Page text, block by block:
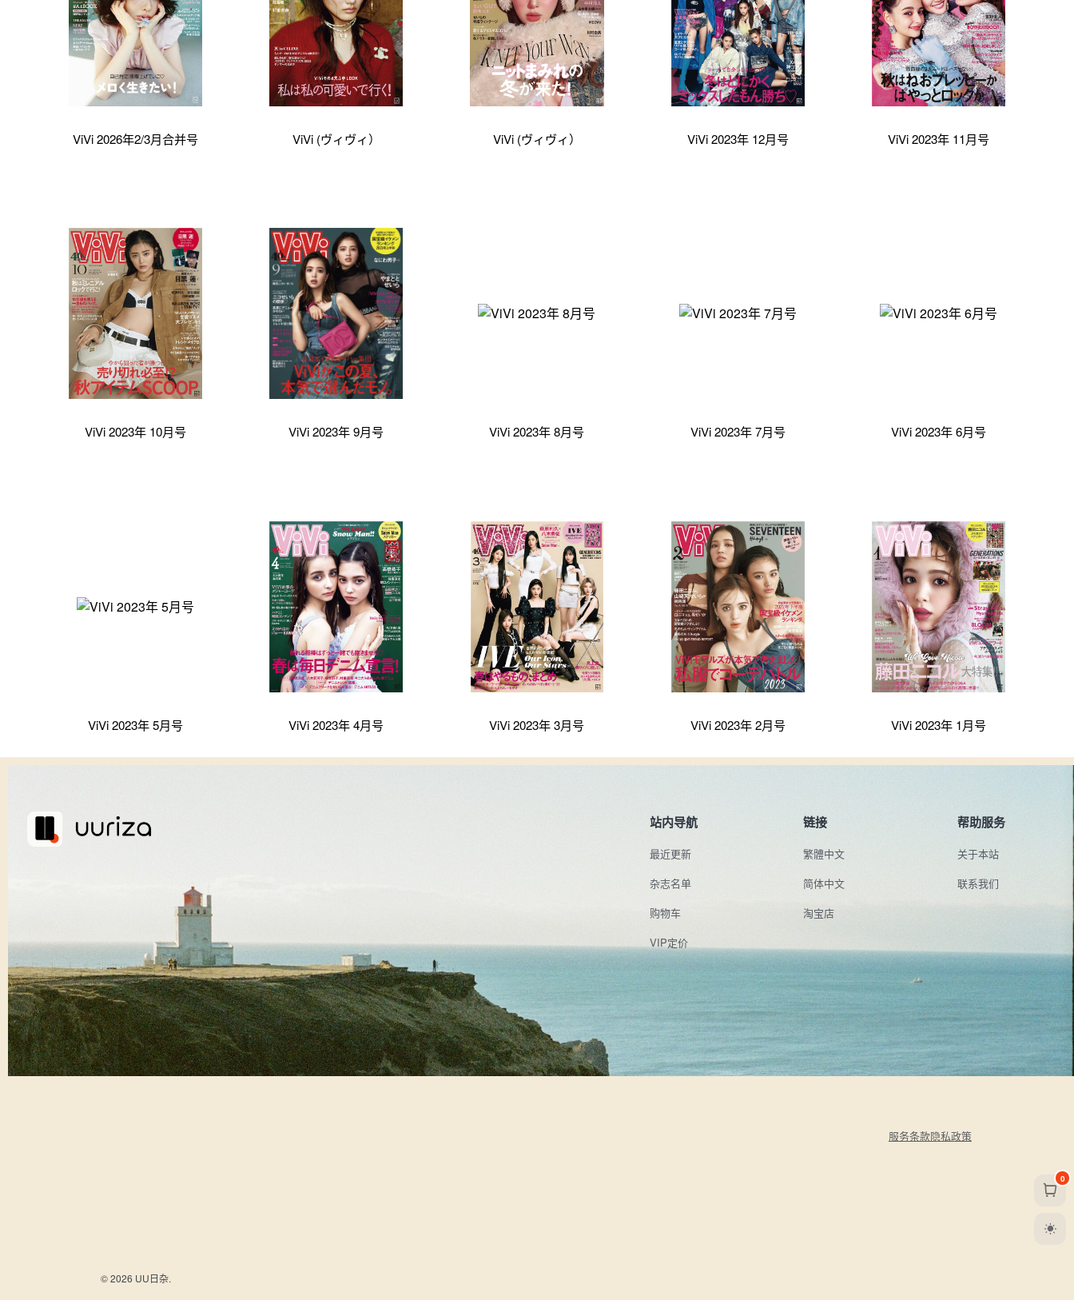
ViVi 2026年2/3月合并号 ViVi (ヴィヴィ） ViVi (ヴィヴィ） ViVi 2023年 12月号 ViVi 2023年 11月号
ViVi 2023年 10月号 ViVi 2023年 9月号 ViVi 2023年 8月号 ViVi 2023年 7月号 ViVi 2023年 6月号
ViVi 2023年 5月号 ViVi 2023年 4月号 ViVi 2023年 3月号 ViVi 2023年 2月号 ViVi 2023年 1月号
站内导航
最近更新
杂志名单
购物车
VIP定价
链接
繁體中文
简体中文
淘宝店
帮助服务
关于本站
联系我们
服务条款隐私政策
© 2026 UU日杂.
0